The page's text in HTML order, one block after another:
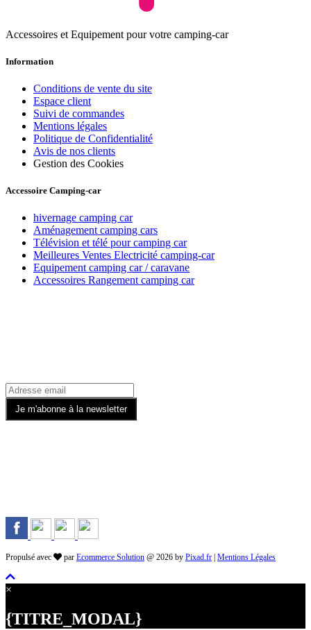
Accessoires et Equipement pour votre camping-car
Information
Conditions de vente du site
Espace client
Suivi de commandes
Mentions légales
Politique de Confidentialité
Avis de nos clients
Gestion des Cookies
Accessoire Camping-car
hivernage camping car
Aménagement camping cars
Télévision et télé pour camping car
Meilleures Ventes Electricité camping-car
Equipement camping car / caravane
Accessoires Rangement camping car
Propulsé avec par Ecommerce Solution @ 2026 by Pixad.fr Mentions Légales
×
{TITRE_MODAL}